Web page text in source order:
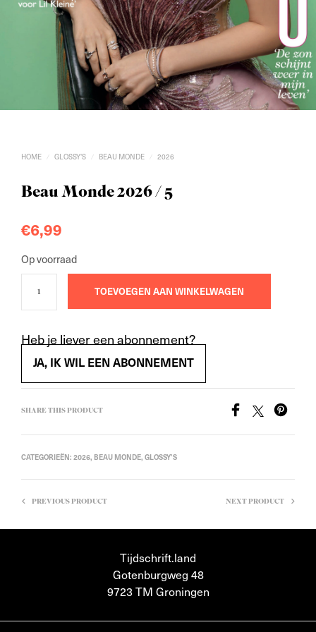
HOME / GLOSSY'S / BEAU MONDE / 2026
Beau Monde 2026 / 5
€6,99
Op voorraad
TOEVOEGEN AAN WINKELWAGEN
Heb je liever een abonnement?
JA, IK WIL EEN ABONNEMENT
SHARE THIS PRODUCT
CATEGORIEËN: 2026, BEAU MONDE, GLOSSY'S
PREVIOUS PRODUCT NEXT PRODUCT
Tijdschrift.land
Gotenburgweg 48
9723 TM Groningen